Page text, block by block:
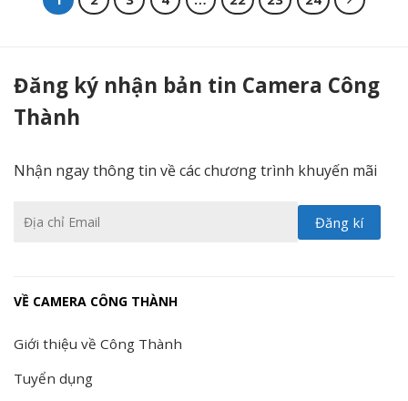
Sản phẩm - Camera Công Thành
Đăng ký nhận bản tin Camera Công
Thành
Nhận ngay thông tin về các chương trình khuyến mãi
VỀ CAMERA CÔNG THÀNH
Giới thiệu về Công Thành
Tuyển dụng